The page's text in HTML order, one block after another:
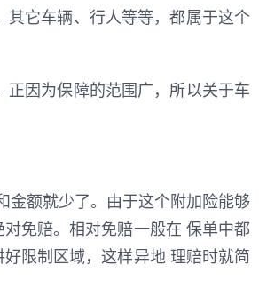
其它车辆、行人等等，都属于这个
因为保障的范围广，所以关于车
金额就少了。由于这个附加险能够
免赔。相对免赔一般在 保单中都
限制区域，这样异地 理赔时就简